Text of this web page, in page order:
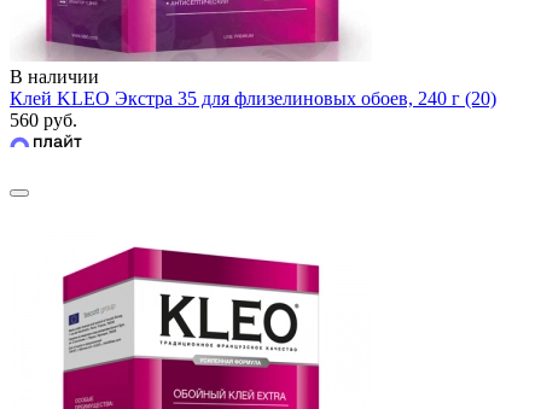
В наличии
Клей KLEO Экстра 35 для флизелиновых обоев, 240 г (20)
560 руб.